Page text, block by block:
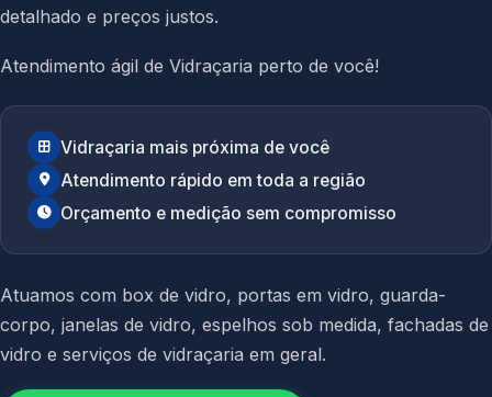
detalhado e preços justos.
Atendimento ágil de Vidraçaria perto de você!
Vidraçaria mais próxima de você
Atendimento rápido em toda a região
Orçamento e medição sem compromisso
Atuamos com box de vidro, portas em vidro, guarda-
corpo, janelas de vidro, espelhos sob medida, fachadas de
vidro e serviços de vidraçaria em geral.